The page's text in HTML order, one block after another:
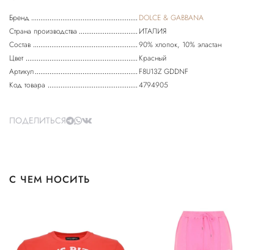
Бренд
DOLCE & GABBANA
Страна производства
ИТАЛИЯ
Состав
90% хлопок, 10% эластан
Цвет
Красный
Артикул
F8U13Z GDDNF
Код товара
4794905
ПОДЕЛИТЬСЯ
С ЧЕМ НОСИТЬ